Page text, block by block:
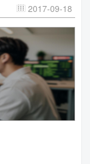
 2017-09-18